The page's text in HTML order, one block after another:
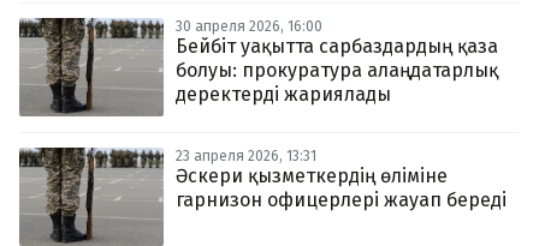
30 апреля 2026, 16:00
Бейбіт уақытта сарбаздардың қаза
болуы: прокуратура алаңдатарлық
деректерді жариялады
23 апреля 2026, 13:31
Әскери қызметкердің өліміне
гарнизон офицерлері жауап береді